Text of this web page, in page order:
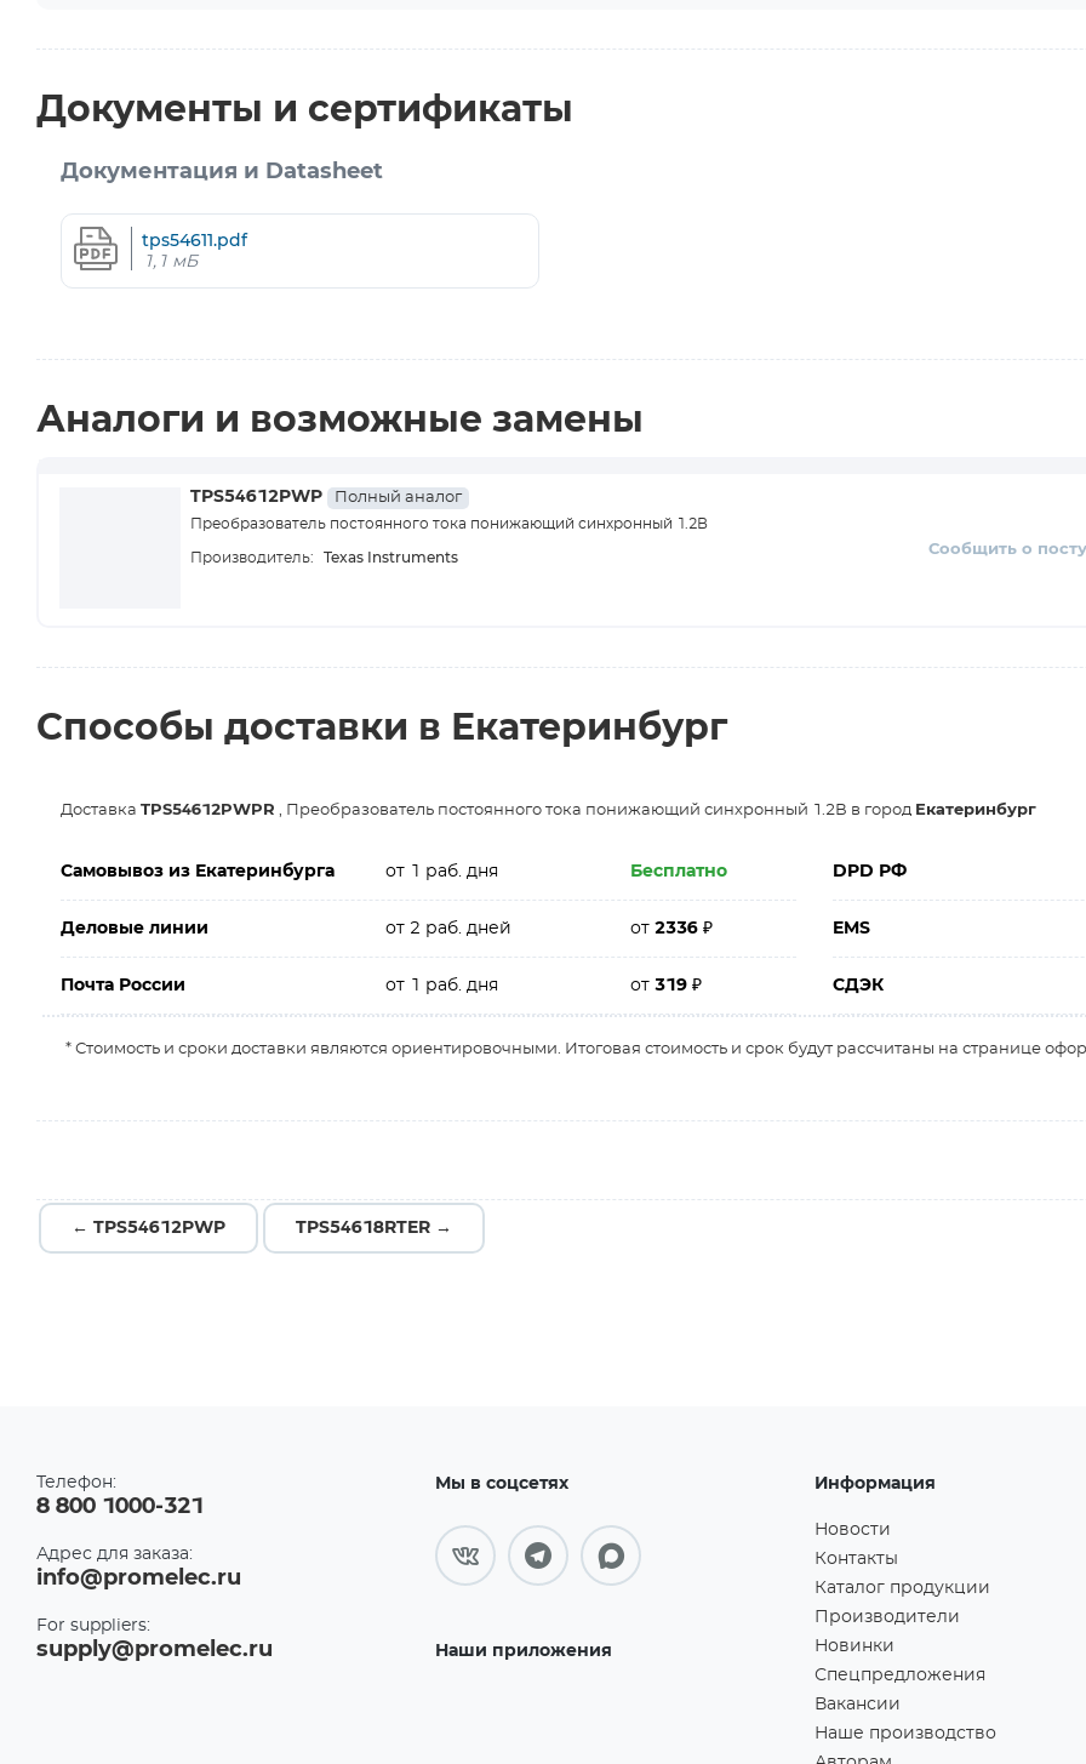
Документы и сертификаты
Документация и Datasheet
tps54611.pdf
1,1 мБ
Аналоги и возможные замены
TPS54612PWP Полный аналог
Преобразователь постоянного тока понижающий синхронный 1.2В
Производитель: Texas Instruments Сообщить о
Способы доставки в Екатеринбург
Доставка TPS54612PWPR , Преобразователь постоянного тока понижающий синхронный 1.2В в город Екатеринбург
Самовывоз из Екатеринбурга от 1 раб. дня Бесплатно DPD РФ
Деловые линии от 2 раб. дней от2336₽ EMS
Почта России от 1 раб. дня от319₽ СДЭК
* Стоимость и сроки доставки являются ориентировочными. Итоговая стоимость и срок будут рассчитаны на странице
← TPS54612PWP TPS54618RTER →
Телефон:
8 800 1000-321
Адрес для заказа:
info@promelec.ru
For suppliers:
supply@promelec.ru
Мы в соцсетях
Наши приложения
Информация
Новости
Контакты
Каталог продукции
Производители
Новинки
Спецпредложения
Вакансии
Наше производство